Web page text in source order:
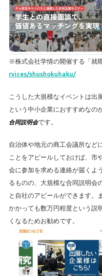
※株式会社学情の開催する「就職
rvices/shushokuhaku/
こうした大規模なイベントは出
という中小企業におすすめなのが
合同説明会です。
自治体や地元の商工会議所など
ことをアピールしておけば、市
会に参加を求める連絡が届くよ
るものの、大規模な合同説明会
と自社のアピールができます。
かかっても数万円程度という説
くなるためお勧めです。